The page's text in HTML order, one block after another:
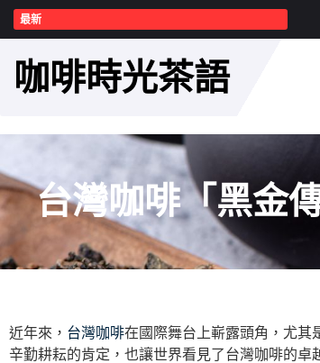
最新
咖啡時光茶語
台灣咖啡「黑金
近年來， 台灣咖啡在國際舞台上嶄露頭角，尤其
辛勤耕耘的肯定，也讓世界看見了台灣咖啡的卓